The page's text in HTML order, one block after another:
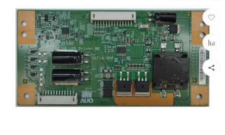
в
к